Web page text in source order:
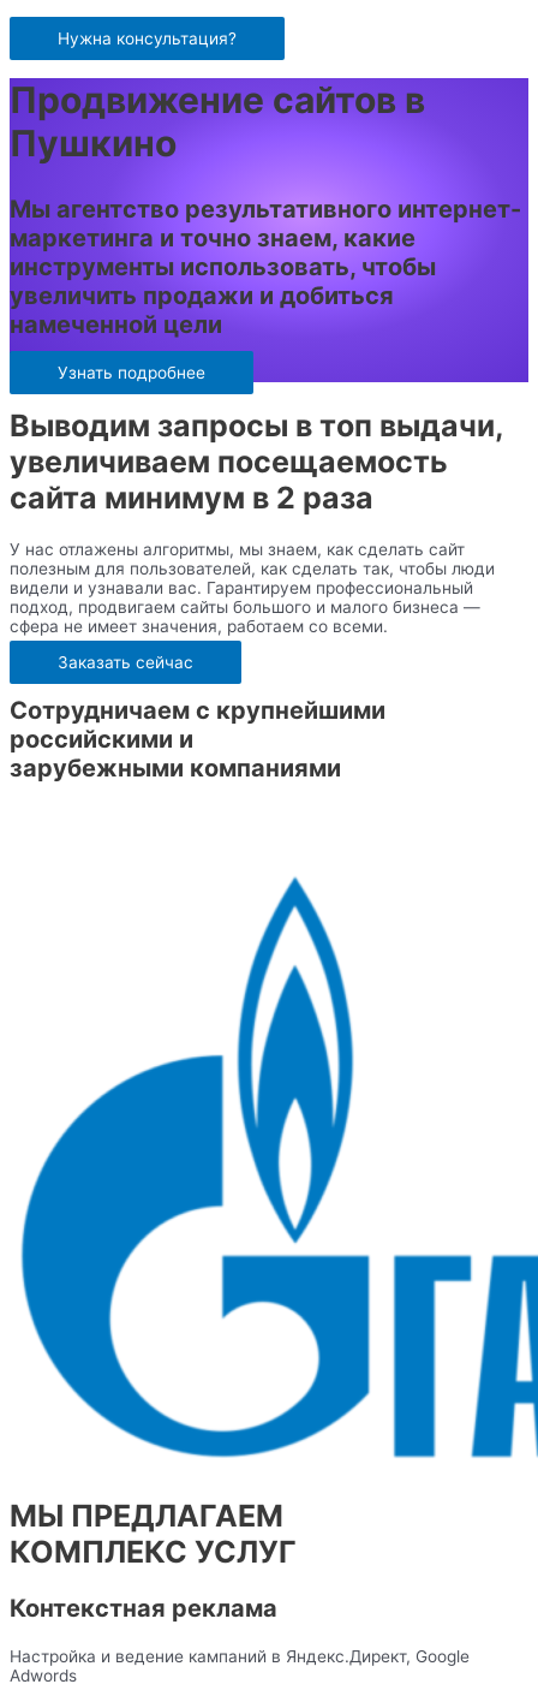
Перейти
содержимому
Нужна консультация?
Продвижение сайтов в
Пушкино
Мы агентство результативного интернет-
маркетинга и точно знаем, какие
инструменты использовать, чтобы
увеличить продажи и добиться
намеченной цели
Узнать подробнее
Выводим запросы в топ выдачи,
увеличиваем посещаемость
сайта минимум в 2 раза
У нас отлажены алгоритмы, мы знаем, как сделать сайт
полезным для пользователей, как сделать так, чтобы люди
видели и узнавали вас. Гарантируем профессиональный
подход, продвигаем сайты большого и малого бизнеса —
сфера не имеет значения, работаем со всеми.
Заказать сейчас
Сотрудничаем с крупнейшими
российскими и
зарубежными компаниями
МЫ ПРЕДЛАГАЕМ
КОМПЛЕКС УСЛУГ
Контекстная реклама
Настройка и ведение кампаний в Яндекс.Директ, Google
Adwords